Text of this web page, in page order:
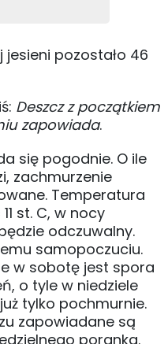
pozostało 46
Deszcz z początkiem
zapowiada.
się pogodnie. O ile
zachmurzenie
Temperatura
st. C, w nocy
odczuwalny.
samopoczuciu.
w sobotę jest spora
o tyle w niedziele
tylko pochmurnie.
zapowiadane są
poranka.